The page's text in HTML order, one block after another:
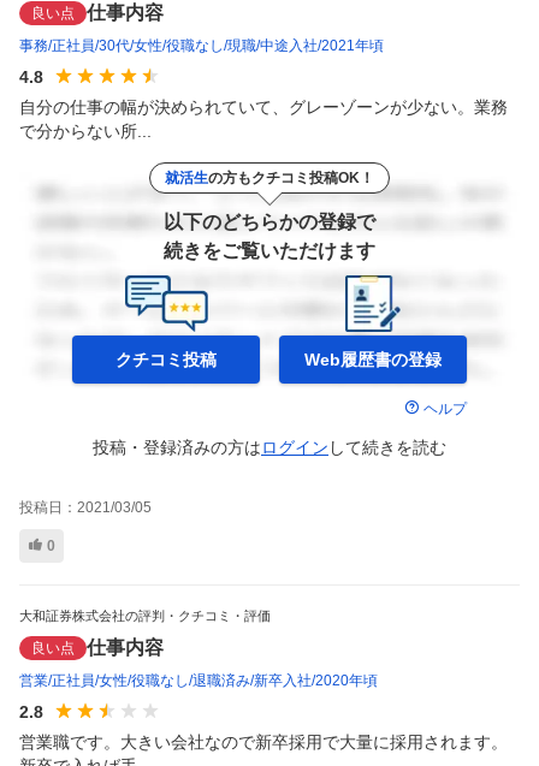
良い点 仕事内容
事務 正社員 30代 女性 役職なし 現職 中途入社 2021年頃
4.8
自分の仕事の幅が決められていて、グレーゾーンが少ない。業務
で分からない所...
就活生の方もクチコミ投稿OK！
以下のどちらかの登録で
続きをご覧いただけます
クチコミ投稿 Web履歴書の登録
ヘルプ
投稿・登録済みの方はログイン して続きを読む
投稿日： 2021/03/05
0
大和証券株式会社の評判・クチコミ・評価
良い点 仕事内容
営業 正社員 女性 役職なし 退職済み 新卒入社 2020年頃
2.8
営業職です。大きい会社なので新卒採用で大量に採用されます。